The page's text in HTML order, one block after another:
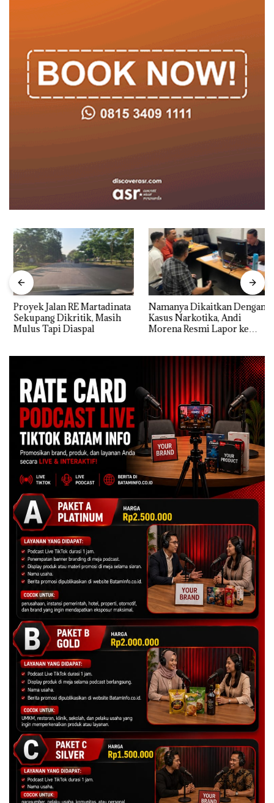
Proyek Jalan RE Martadinata
Sekupang Dikritik, Masih
Mulus Tapi Diaspal
Namanya Dikaitkan Dengan
Kasus Narkotika, Andi
Morena Resmi Lapor ke